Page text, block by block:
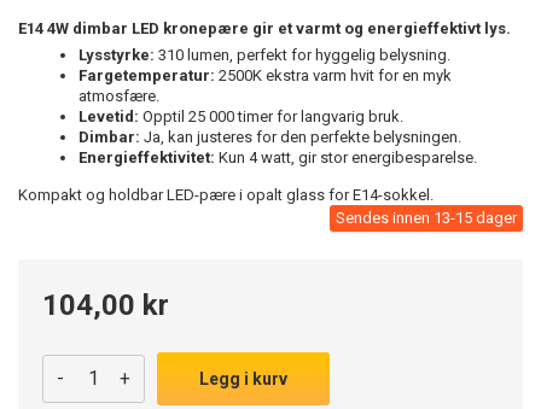
E14 4W dimbar LED kronepære gir et varmt og energieffektivt lys.
Lysstyrke: 310 lumen, perfekt for hyggelig belysning.
Fargetemperatur: 2500K ekstra varm hvit for en myk
atmosfære.
Levetid: Opptil 25 000 timer for langvarig bruk.
Dimbar: Ja, kan justeres for den perfekte belysningen.
Energieffektivitet: Kun 4 watt, gir stor energibesparelse.
Kompakt og holdbar LED-pære i opalt glass for E14-sokkel.
Sendes innen 13-15 dager
104,00 kr
- + Legg i kurv